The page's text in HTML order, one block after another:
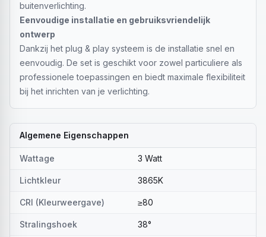
buitenverlichting.
Eenvoudige installatie en gebruiksvriendelijk
ontwerp
Dankzij het plug & play systeem is de installatie snel en
eenvoudig. De set is geschikt voor zowel particuliere als
professionele toepassingen en biedt maximale flexibiliteit
bij het inrichten van je verlichting.
Algemene Eigenschappen
Wattage 3 Watt
Lichtkleur 3865K
CRI (Kleurweergave) ≥80
Stralingshoek 38°